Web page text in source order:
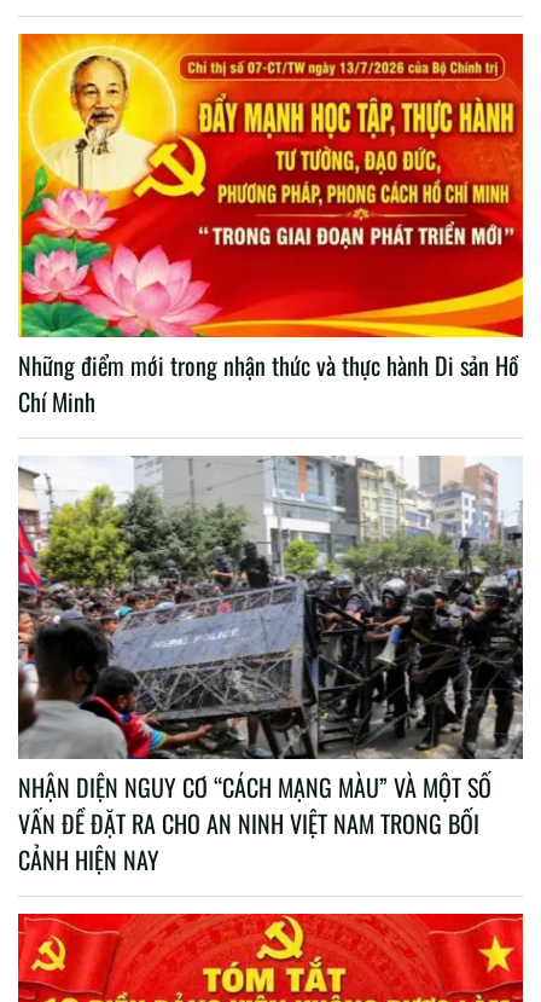
Những điểm mới trong nhận thức và thực hành Di sản Hồ
Chí Minh
NHẬN DIỆN NGUY CƠ “CÁCH MẠNG MÀU” VÀ MỘT SỐ
VẤN ĐỀ ĐẶT RA CHO AN NINH VIỆT NAM TRONG BỐI
CẢNH HIỆN NAY